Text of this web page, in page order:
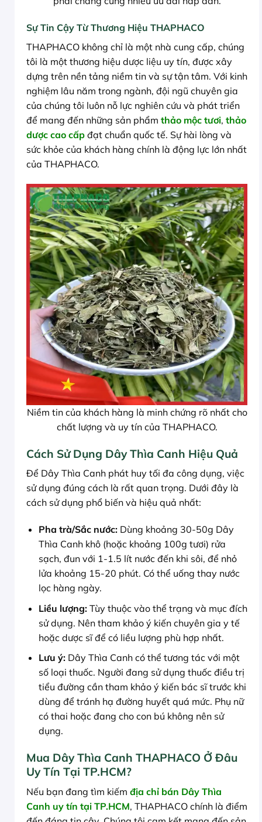
Sự Tin Cậy Từ Thương Hiệu THAPHACO
THAPHACO không chỉ là một nhà cung cấp, chúng
tôi là một thương hiệu dược liệu uy tín, được xây
dựng trên nền tảng niềm tin và sự tận tâm. Với kinh
nghiệm lâu năm trong ngành, đội ngũ chuyên gia
của chúng tôi luôn nỗ lực nghiên cứu và phát triển
để mang đến những sản phẩm thảo mộc tươi, thảo
dược cao cấp đạt chuẩn quốc tế. Sự hài lòng và
sức khỏe của khách hàng chính là động lực lớn nhất
của THAPHACO.
Niềm tin của khách hàng là minh chứng rõ nhất cho
chất lượng và uy tín của THAPHACO.
Cách Sử Dụng Dây Thìa Canh Hiệu Quả
Để Dây Thìa Canh phát huy tối đa công dụng, việc
sử dụng đúng cách là rất quan trọng. Dưới đây là
cách sử dụng phổ biến và hiệu quả nhất:
Pha trà/Sắc nước:Dùng khoảng 30-50g Dây
Thìa Canh khô (hoặc khoảng 100g tươi) rửa
sạch, đun với 1-1.5 lít nước đến khi sôi, để nhỏ
lửa khoảng 15-20 phút. Có thể uống thay nước
lọc hàng ngày.
Liều lượng:Tùy thuộc vào thể trạng và mục đích
sử dụng. Nên tham khảo ý kiến chuyên gia y tế
hoặc dược sĩ để có liều lượng phù hợp nhất.
Lưu ý:Dây Thìa Canh có thể tương tác với một
số loại thuốc. Người đang sử dụng thuốc điều trị
tiểu đường cần tham khảo ý kiến bác sĩ trước khi
dùng để tránh hạ đường huyết quá mức. Phụ nữ
có thai hoặc đang cho con bú không nên sử
dụng.
Mua Dây Thìa Canh THAPHACO Ở Đâu
Uy Tín Tại TP.HCM?
Nếu bạn đang tìm kiếm địa chỉ bán Dây Thìa
Canh uy tín tại TP.HCM, THAPHACO chính là điểm